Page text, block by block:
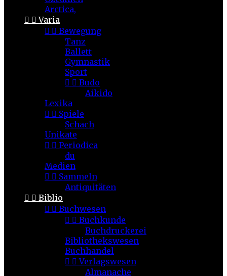
Arctica,
  Varia
  Bewegung
Tanz
Ballett
Gymnastik
Sport
  Budo
Aikido
Lexika
  Spiele
Schach
Unikate
  Periodica
du
Medien
  Sammeln
Antiquitäten
  Biblio
  Buchwesen
  Buchkunde
Buchdruckerei
Bibliothekswesen
Buchhandel
  Verlagswesen
Almanache